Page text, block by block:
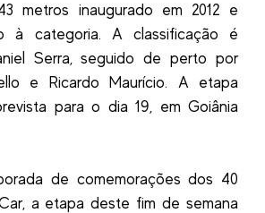
metros inaugurado em 2012 e
à categoria. A classificação é
Serra, seguido de perto por
e Ricardo Maurício. A etapa
para o dia 19, em Goiânia
de comemorações dos 40
a etapa deste fim de semana